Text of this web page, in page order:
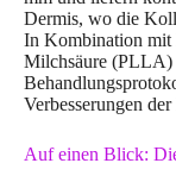
Dermis, wo die
In Kombination
Milchsäure (PLLA)
Verbesserungen
Auf einen Blick: